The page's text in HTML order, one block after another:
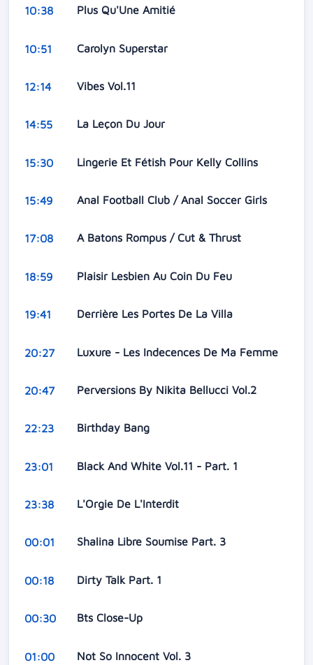
10:38 Plus Qu'Une Amitié
10:51 Carolyn Superstar
12:14 Vibes Vol.11
14:55 La Leçon Du Jour
15:30 Lingerie Et Fétish Pour Kelly Collins
15:49 Anal Football Club / Anal Soccer Girls
17:08 A Batons Rompus / Cut & Thrust
18:59 Plaisir Lesbien Au Coin Du Feu
19:41 Derrière Les Portes De La Villa
20:27 Luxure - Les Indecences De Ma Femme
20:47 Perversions By Nikita Bellucci Vol.2
22:23 Birthday Bang
23:01 Black And White Vol.11 - Part. 1
23:38 L'Orgie De L'Interdit
00:01 Shalina Libre Soumise Part. 3
00:18 Dirty Talk Part. 1
00:30 Bts Close-Up
01:00 Not So Innocent Vol. 3